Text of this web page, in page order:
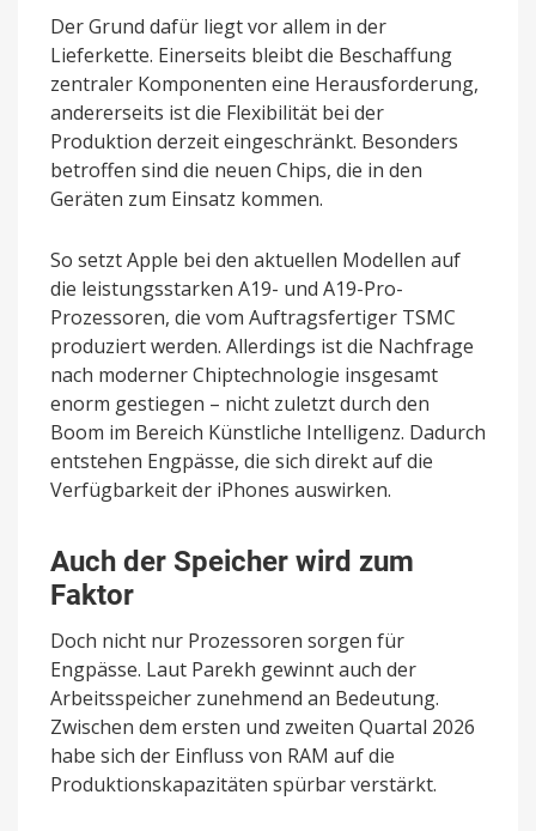
Der Grund dafür liegt vor allem in der
Lieferkette. Einerseits bleibt die Beschaffung
zentraler Komponenten eine Herausforderung,
andererseits ist die Flexibilität bei der
Produktion derzeit eingeschränkt. Besonders
betroffen sind die neuen Chips, die in den
Geräten zum Einsatz kommen.
So setzt Apple bei den aktuellen Modellen auf
die leistungsstarken A19- und A19-Pro-
Prozessoren, die vom Auftragsfertiger TSMC
produziert werden. Allerdings ist die Nachfrage
nach moderner Chiptechnologie insgesamt
enorm gestiegen – nicht zuletzt durch den
Boom im Bereich Künstliche Intelligenz. Dadurch
entstehen Engpässe, die sich direkt auf die
Verfügbarkeit der iPhones auswirken.
Auch der Speicher wird zum
Faktor
Doch nicht nur Prozessoren sorgen für
Engpässe. Laut Parekh gewinnt auch der
Arbeitsspeicher zunehmend an Bedeutung.
Zwischen dem ersten und zweiten Quartal 2026
habe sich der Einfluss von RAM auf die
Produktionskapazitäten spürbar verstärkt.